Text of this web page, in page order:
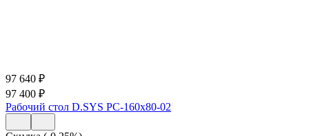
97 640 ₽
97 400 ₽
Рабочий стол D.SYS РС-160х80-02